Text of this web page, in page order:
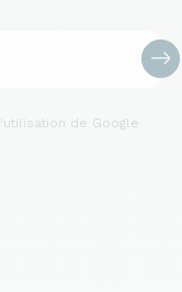
de Google